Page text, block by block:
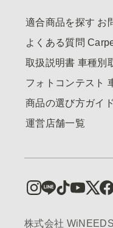
適合商品を探す お
よくある質問
取扱説明書 車種別
フォトコンテスト
商品の選び方ガイド
運営店舗一覧
株式会社